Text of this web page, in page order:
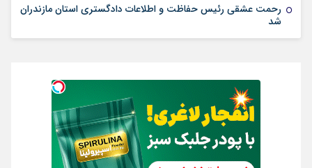
رحمت عشقی رئیس حفاظت و اطلاعات دادگستری استان مازندران
شد